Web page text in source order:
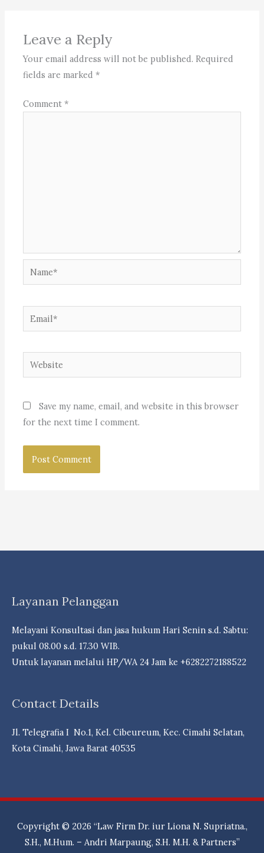
Leave a Reply
Your email address will not be published. Required
fields are marked*
Comment*
Name*
Email*
Website
Save my name, email, and website in this browser
for the next time I comment.
Layanan Pelanggan
Melayani Konsultasi dan jasa hukum Hari Senin s.d. Sabtu:
pukul 08.00 s.d. 17.30 WIB.
Untuk layanan melalui HP/WA 24 Jam ke +6282272188522
Contact Details
Jl. Telegrafia I No.1, Kel. Cibeureum, Kec. Cimahi Selatan,
Kota Cimahi, Jawa Barat 40535
Copyright © 2026 “Law Firm Dr. iur Liona N. Supriatna.,
S.H., M.Hum. – Andri Marpaung, S.H. M.H. & Partners”